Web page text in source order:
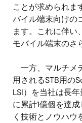
ことが求められま
バイル端末向けの
ます。これに伴い
モバイル端末のさ
一方、マルチメ
用されるSTB用の
LSI）を当社は長
に累計1億個を達
く技術とノウハウ